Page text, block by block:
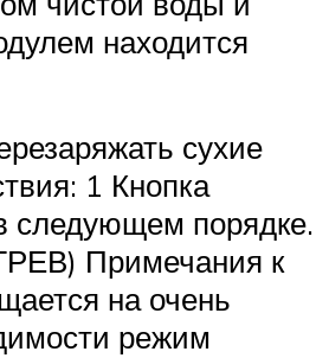
находится
сухие
1 Кнопка
порядке.
Примечания к
на очень
режим